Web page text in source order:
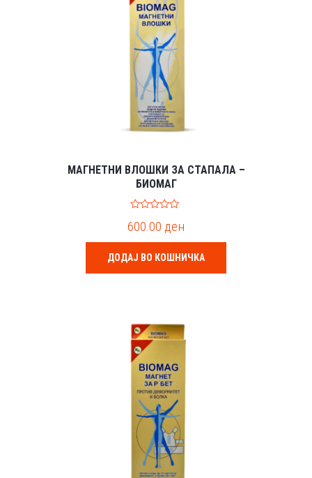
МАГНЕТНИ ВЛОШКИ ЗА СТАПАЛА –
БИОМАГ
o
t
o
f
5
600.00 ден
ДОДАЈ ВО КОШНИЧКА